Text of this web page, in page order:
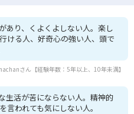
あり、くよくよしない人。楽し
ける人、好奇心の強い人、頭で
さん【経験年数：5年以上、10年未満】
生活が苦にならない人。精神的
言われても気にしない人。